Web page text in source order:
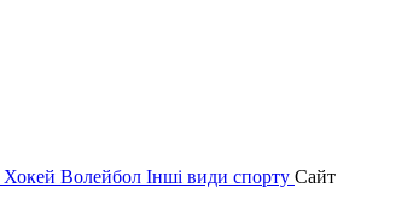
Хокей Волейбол Інші види спорту Сайт